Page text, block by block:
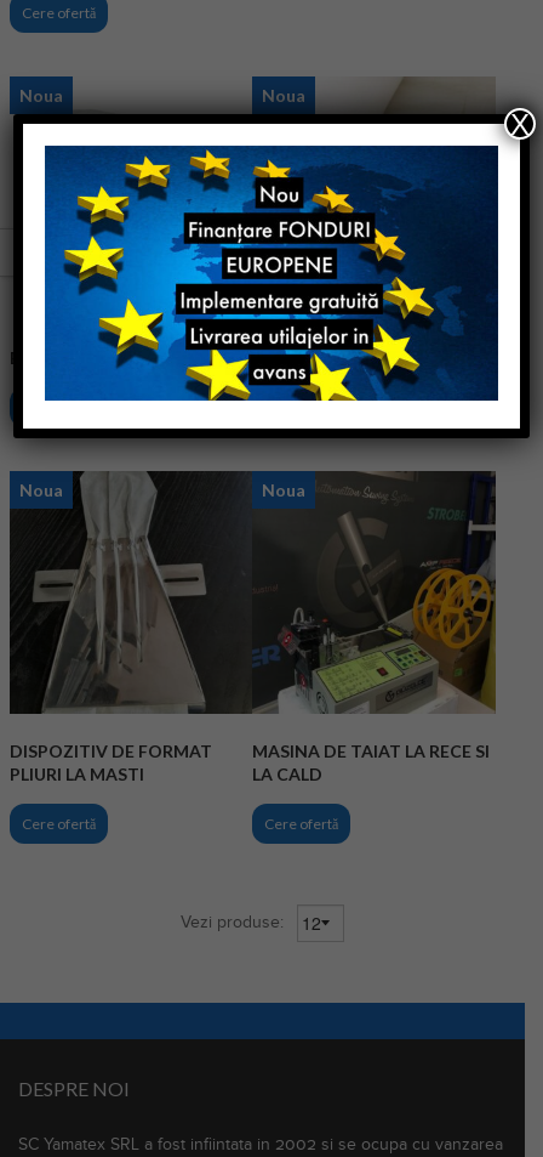
Cere ofertă
Noua
ELASTIC
Cere ofertă
Noua
ROLA MATERIAL TNT
Cere ofertă
Noua
DISPOZITIV DE FORMAT
PLIURI LA MASTI
Cere ofertă
Noua
MASINA DE TAIAT LA RECE SI
LA CALD
Cere ofertă
Vezi produse:
DESPRE NOI
SC Yamatex SRL a fost infiintata in 2002 si se ocupa cu vanzarea
X